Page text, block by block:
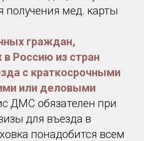
получения мед. карты
граждан,
Россию из стран
с краткосрочными
или деловыми
ДМС обязателен при
для въезда в
понадобится всем